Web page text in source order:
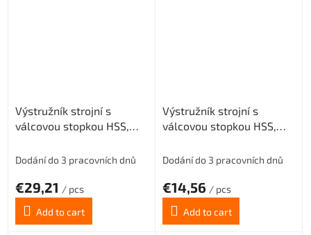
Výstružník strojní s
válcovou stopkou HSS,
Dodání do 3 pracovních dnů
€29,21 / pcs
Add to cart
Výstružník strojní s
válcovou stopkou HSS,
Dodání do 3 pracovních dnů
€14,56 / pcs
Add to cart